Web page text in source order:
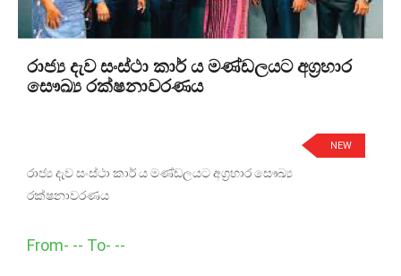
රාජ්‍ය දැව සංස්ථා කාර් ය මණ්ඩලයට අග්‍රහාර
සෞඛ්‍ය රක්ෂනාවරණය
NEW
රාජ්‍ය දැව සංස්ථා කාර් ය මණ්ඩලයට අග්‍රහාර සෞඛ්‍ය
රක්ෂනාවරණය
From- -- To- --